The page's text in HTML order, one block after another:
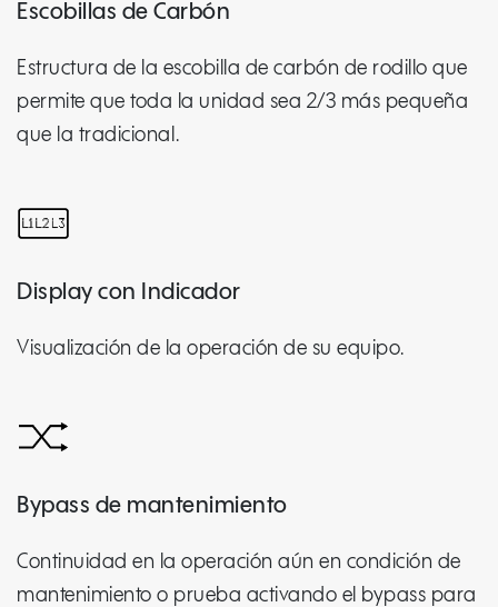
Escobillas de Carbón
Estructura de la escobilla de carbón de rodillo que
permite que toda la unidad sea 2/3 más pequeña
que la tradicional.
Display con Indicador
Visualización de la operación de su equipo.
Bypass de mantenimiento
Continuidad en la operación aún en condición de
mantenimiento o prueba activando el bypass para